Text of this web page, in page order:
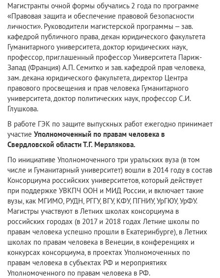
Магистранты очной формы обучались 2 года по программе
«Правовая защита и обеспечение правовой безопасности
личности». Руководители магистерской программы – зав.
кафедрой публичного права, декан юридического факультета
Гуманитарного университета, доктор юридических наук,
профессор, приглашенный профессор Университета Париж-
Запад (Франция) А.П. Семитко и зав. кафедрой прав человека,
зам. декана юридического факультета, директор Центра
правового просвещения и прав человека Гуманитарного
университета, доктор политических наук, профессор С.И.
Глушкова.
В работе ГЭК по защите выпускных работ ежегодно принимает
участие Уполномоченный по правам человека в
Свердловской области Т.Г. Мерзлякова.
По инициативе Уполномоченного три уральских вуза (в том
числе и Гуманитарный университет) вошли в 2014 году в состав
Консорциума российских университетов, который действует
при поддержке УВКПЧ ООН и МИД России, и включает такие
вузы, как МГИМО, РУДН, РГГУ, ВГУ, КФУ, ПГНИУ, УрГЮУ, УрФУ.
Магистры участвуют в Летних школах консорциума в
российских городах (в 2017 и 2018 годах Летние школы по
правам человека успешно прошли в Екатеринбурге), в Летних
школах по правам человека в Венеции, в конференциях и
конкурсах консорциума, в проектах Уполномоченных по
правам человека в субъектах РФ и мероприятиях
Уполномоченного по правам человека в РФ.